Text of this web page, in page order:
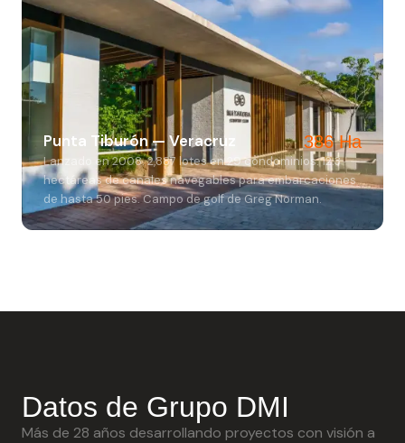
Punta Tiburón — Veracruz 386 Ha
Lanzado en 2008. 2,887 lotes en 29 condominios. 12.3
hectáreas de canales navegables para embarcaciones
de hasta 50 pies. Campo de golf de Greg Norman.
Datos de Grupo DMI
Más de 28 años desarrollando proyectos con visión a